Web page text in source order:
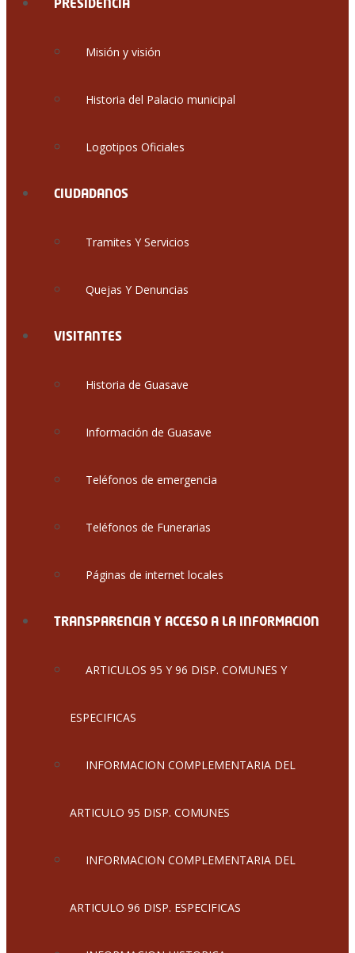
PRESIDENCIA
Misión y visión
Historia del Palacio municipal
Logotipos Oficiales
CIUDADANOS
Tramites Y Servicios
Quejas Y Denuncias
VISITANTES
Historia de Guasave
Información de Guasave
Teléfonos de emergencia
Teléfonos de Funerarias
Páginas de internet locales
TRANSPARENCIA Y ACCESO A LA INFORMACION
ARTICULOS 95 Y 96 DISP. COMUNES Y
ESPECIFICAS
INFORMACION COMPLEMENTARIA DEL
ARTICULO 95 DISP. COMUNES
INFORMACION COMPLEMENTARIA DEL
ARTICULO 96 DISP. ESPECIFICAS